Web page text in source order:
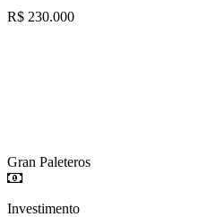
R$ 230.000
Gran Paleteros
Investimento